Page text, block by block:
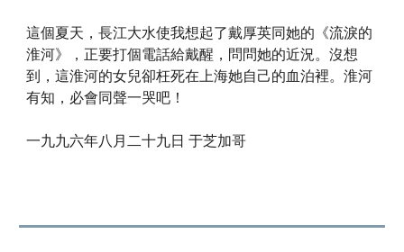
這個夏天，長江大水使我想起了戴厚英同她的《流淚的
淮河》，正要打個電話給戴醒，問問她的近況。沒想
到，這淮河的女兒卻枉死在上海她自己的血泊裡。淮河
有知，必會同聲一哭吧！
一九九六年八月二十九日 于芝加哥